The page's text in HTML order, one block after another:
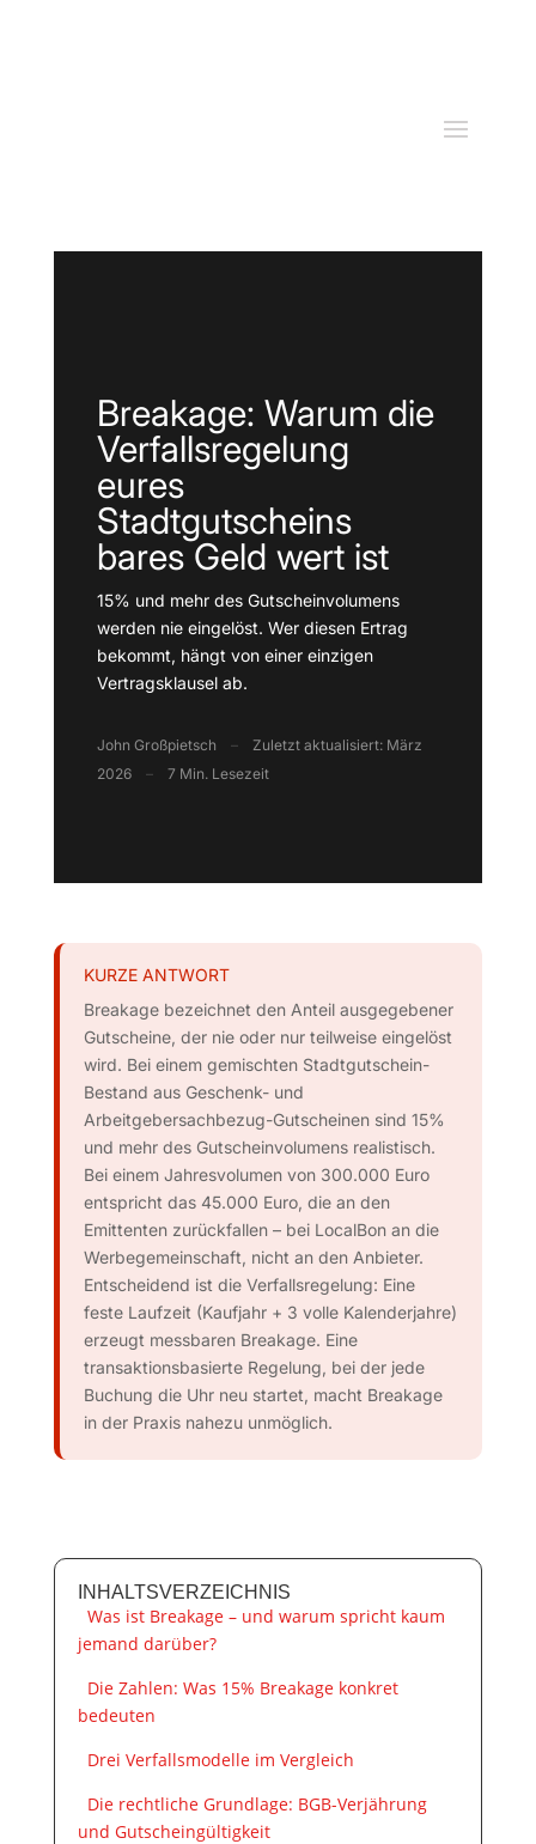
Breakage: Warum die
Verfallsregelung
eures
Stadtgutscheins
bares Geld wert ist
15% und mehr des Gutscheinvolumens
werden nie eingelöst. Wer diesen Ertrag
bekommt, hängt von einer einzigen
Vertragsklausel ab.
John Großpietsch – Zuletzt aktualisiert: März
2026 – 7 Min. Lesezeit
KURZE ANTWORT
Breakage bezeichnet den Anteil ausgegebener
Gutscheine, der nie oder nur teilweise eingelöst
wird. Bei einem gemischten Stadtgutschein-
Bestand aus Geschenk- und
Arbeitgebersachbezug-Gutscheinen sind 15%
und mehr des Gutscheinvolumens realistisch.
Bei einem Jahresvolumen von 300.000 Euro
entspricht das 45.000 Euro, die an den
Emittenten zurückfallen – bei LocalBon an die
Werbegemeinschaft, nicht an den Anbieter.
Entscheidend ist die Verfallsregelung: Eine
feste Laufzeit (Kaufjahr + 3 volle Kalenderjahre)
erzeugt messbaren Breakage. Eine
transaktionsbasierte Regelung, bei der jede
Buchung die Uhr neu startet, macht Breakage
in der Praxis nahezu unmöglich.
INHALTSVERZEICHNIS
Was ist Breakage – und warum spricht kaum
jemand darüber?
Die Zahlen: Was 15% Breakage konkret
bedeuten
Drei Verfallsmodelle im Vergleich
Die rechtliche Grundlage: BGB-Verjährung
und Gutscheingültigkeit